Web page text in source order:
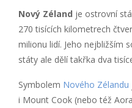
Nový Zéland je ostrovní
270 tisících kilometrech
milionu lidí. Jeho nejbližším
státy ale dělí takřka dva
Symbolem Nového Zélandu
i Mount Cook (nebo též